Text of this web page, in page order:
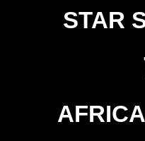
STAR